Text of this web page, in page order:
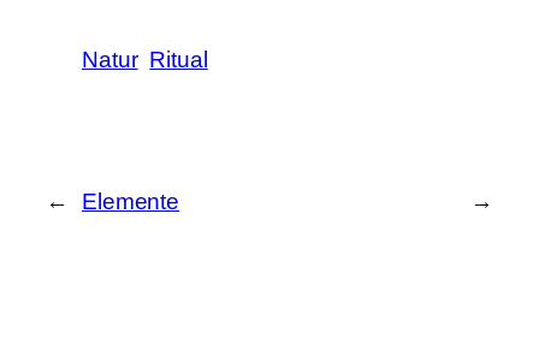
Natur Ritual
← Elemente →